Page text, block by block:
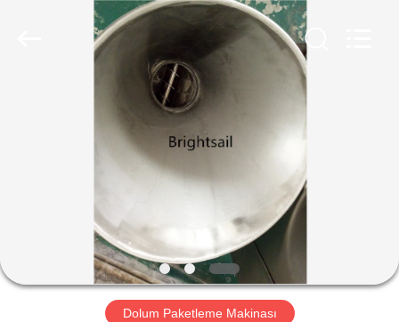
ÜRÜN:%
VİDEOLAR
HAKKIMIZDA
Dolum Paketleme Makinası